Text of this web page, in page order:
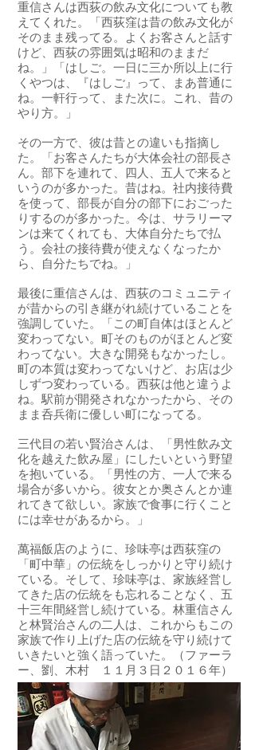
重信さんは西荻の飲み文化についても教
えてくれた。「西荻窪は昔の飲み文化が
そのまま残ってる。よくお客さんと話す
けど、西荻の雰囲気は昭和のままだ
ね。」「はしご。一日に三か所以上に行
くやつは、『はしご』って、まあ普通に
ね。一軒行って、また次に。これ、昔の
やり方。」
その一方で、彼は昔との違いも指摘し
た。「お客さんたちが大体会社の部長さ
ん。部下を連れて、四人、五人で来ると
いうのが多かった。昔はね。社内接待費
を使って、部長が自分の部下におごった
りするのが多かった。今は、サラリーマ
ンは来てくれても、大体自分たちで払
う。会社の接待費が使えなくなったか
ら、自分たちでね。」
最後に重信さんは、西荻のコミュニティ
が昔からの引き継がれ続けていることを
強調していた。「この町自体はほとんど
変わってない。町そのものがほとんど変
わってない。大きな開発もなかったし。
町の本質は変わってないけど、お店は少
しずつ変わっている。西荻は他と違うよ
ね。駅前が開発されなかったから、その
まま呑兵衛に優しい町になってる。
三代目の若い賢治さんは、「男性飲み文
化を越えた飲み屋」にしたいという野望
を抱いている。「男性の方、一人で来る
場合が多いから。彼女とか奥さんとか連
れてきて欲しい。家族で食事に行くこと
には幸せがあるから。」
萬福飯店のように、珍味亭は西荻窪の
「町中華」の伝統をしっかりと守り続け
ている。そして、珍味亭は、家族経営し
てきた店の伝統をも忘れることなく、五
十三年間経営し続けている。林重信さん
と林賢治さんの二人は、これからもこの
家族で作り上げた店の伝統を守り続けて
いきたいと強く語っていた。（ファーラ
ー、劉、木村 １１月３日２０１６年）